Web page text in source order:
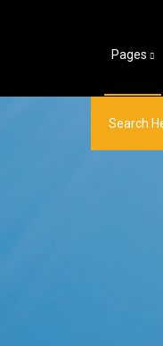
Pages